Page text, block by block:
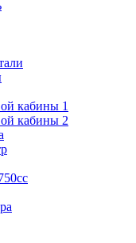
кабины 1
кабины 2